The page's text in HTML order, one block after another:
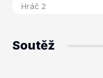
Soutěž